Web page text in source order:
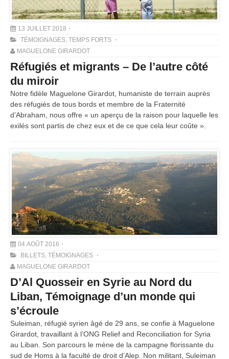
13 JUILLET 2018
TÉMOIGNAGES, TEMPS FORTS
MAGUELONE GIRARDOT
Réfugiés et migrants – De l’autre côté
du miroir
Notre fidèle Maguelone Girardot, humaniste de terrain auprès
des réfugiés de tous bords et membre de la Fraternité
d’Abraham, nous offre « un aperçu de la raison pour laquelle les
exilés sont partis de chez eux et de ce que cela leur coûte ».
04 AOÛT 2016
BILLETS, TÉMOIGNAGES
MAGUELONE GIRARDOT
D’Al Quosseir en Syrie au Nord du
Liban, Témoignage d’un monde qui
s’écroule
Suleiman, réfugié syrien âgé de 29 ans, se confie à Maguelone
Girardot, travaillant à l’ONG Relief and Reconciliation for Syria
au Liban. Son parcours le mène de la campagne florissante du
sud de Homs à la faculté de droit d’Alep. Non militant, Suleiman